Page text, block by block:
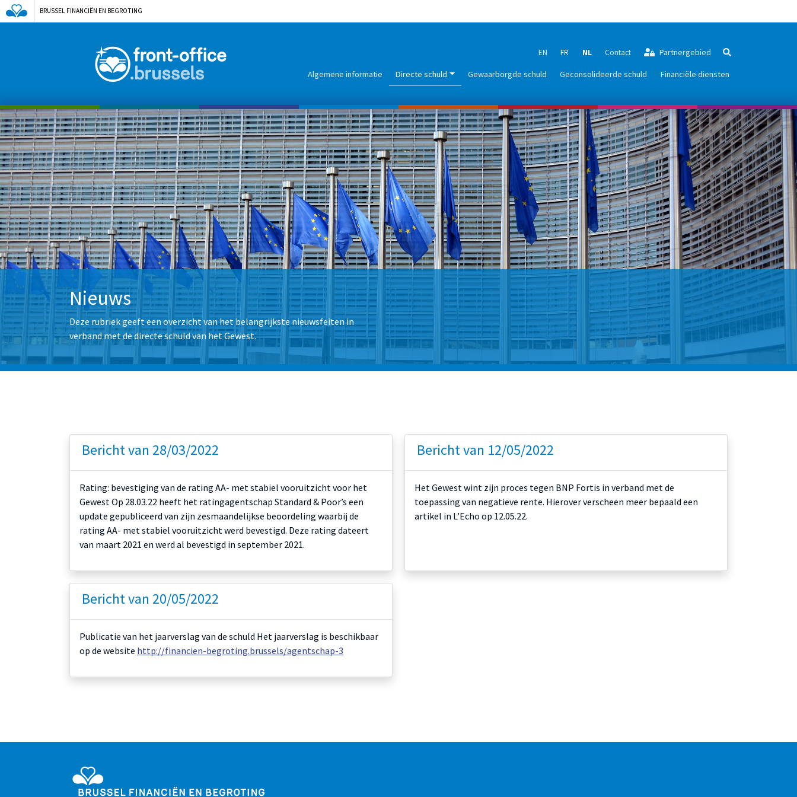
BRUSSEL FINANCIËN EN BEGROTING
EN FR NL Contact
Partnergebied
Algemene informatie
Directe schuld Gewaarborgde schuld Geconsolideerde schuld Financiële diensten
Nieuws
Deze rubriek geeft een overzicht van het belangrijkste nieuwsfeiten in
verband met de directe schuld van het Gewest.
Bericht van 28/03/2022
Rating: bevestiging van de rating AA- met stabiel vooruitzicht voor het
Gewest Op 28.03.22 heeft het ratingagentschap Standard & Poor’s een
update gepubliceerd van zijn zesmaandelijkse beoordeling waarbij de
rating AA- met stabiel vooruitzicht werd bevestigd. Deze rating dateert
van maart 2021 en werd al bevestigd in september 2021.
Bericht van 12/05/2022
Het Gewest wint zijn proces tegen BNP Fortis in verband met de
toepassing van negatieve rente. Hierover verscheen meer bepaald een
artikel in L’Echo op 12.05.22.
Bericht van 20/05/2022
Publicatie van het jaarverslag van de schuld Het jaarverslag is beschikbaar
op de website http://financien-begroting.brussels/agentschap-3